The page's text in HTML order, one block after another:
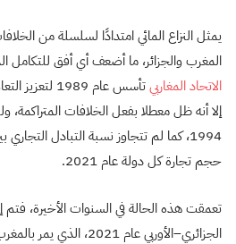
يمثل النزاع المائي امتدادًا لسلسلة من
المغرب والجزائر، ما أضعف أي أفق للتكامل
الاتحاد المغاربي
تأسس عام
إلا أنه ظل معطلا بفعل الخلافات
حجم تجارة كل دولة عام 2021.
تعمقت هذه الحالة في السنوات الأخيرة، فتم
الجزائري–الأوربي عام